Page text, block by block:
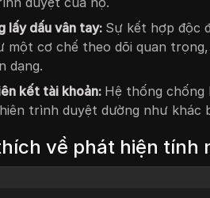
lấy dấu vân tay: Sự kết hợp độc
một cơ chế theo dõi quan
dạng.
kết tài khoản: Hệ thống
trình duyệt dường như khác
về phát hiện